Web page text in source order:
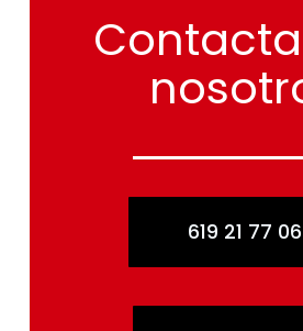
Contacta
619 21 77 06